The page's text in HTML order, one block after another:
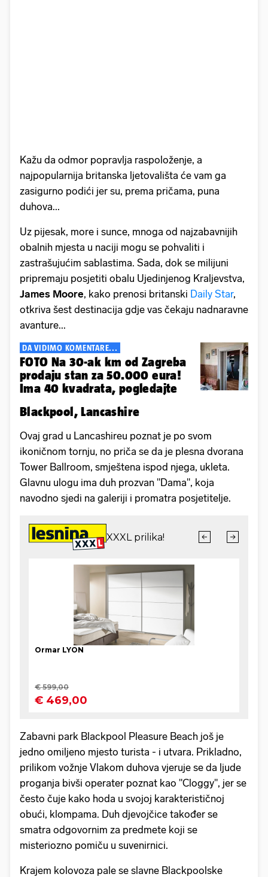
Kažu da odmor popravlja raspoloženje, a
najpopularnija britanska ljetovališta će vam ga
zasigurno podići jer su, prema pričama, puna
duhova...
Uz pijesak, more i sunce, mnoga od najzabavnijih
obalnih mjesta u naciji mogu se pohvaliti i
zastrašujućim sablastima. Sada, dok se milijuni
pripremaju posjetiti obalu Ujedinjenog Kraljevstva,
James Moore, kako prenosi britanski Daily Star,
otkriva šest destinacija gdje vas čekaju nadnaravne
avanture...
DA VIDIMO KOMENTARE...
FOTO Na 30-ak km od Zagreba
prodaju stan za 50.000 eura!
Ima 40 kvadrata, pogledajte
Blackpool, Lancashire
Ovaj grad u Lancashireu poznat je po svom
ikoničnom tornju, no priča se da je plesna dvorana
Tower Ballroom, smještena ispod njega, ukleta.
Glavnu ulogu ima duh prozvan "Dama", koja
navodno sjedi na galeriji i promatra posjetitelje.
Zabavni park Blackpool Pleasure Beach još je
jedno omiljeno mjesto turista - i utvara. Prikladno,
prilikom vožnje Vlakom duhova vjeruje se da ljude
proganja bivši operater poznat kao "Cloggy", jer se
često čuje kako hoda u svojoj karakterističnoj
obući, klompama. Duh djevojčice također se
smatra odgovornim za predmete koji se
misteriozno pomiču u suvenirnici.
Krajem kolovoza pale se slavne Blackpoolske